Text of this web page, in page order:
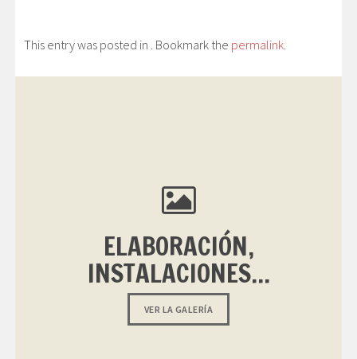
This entry was posted in . Bookmark the permalink
ELABORACIÓN,
INSTALACIONES...
VER LA GALERÍA